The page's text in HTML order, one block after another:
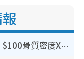
港大推賽馬會強化骨骼計劃！$100骨質密度X光檢查 完成免費運動訓練送超市禮券！附參加資格